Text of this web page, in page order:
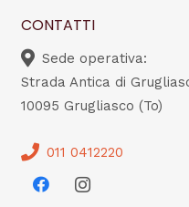
CONTATTI
Sede operativa:
Strada Antica di
10095 Grugliasco (To)
011 0412220